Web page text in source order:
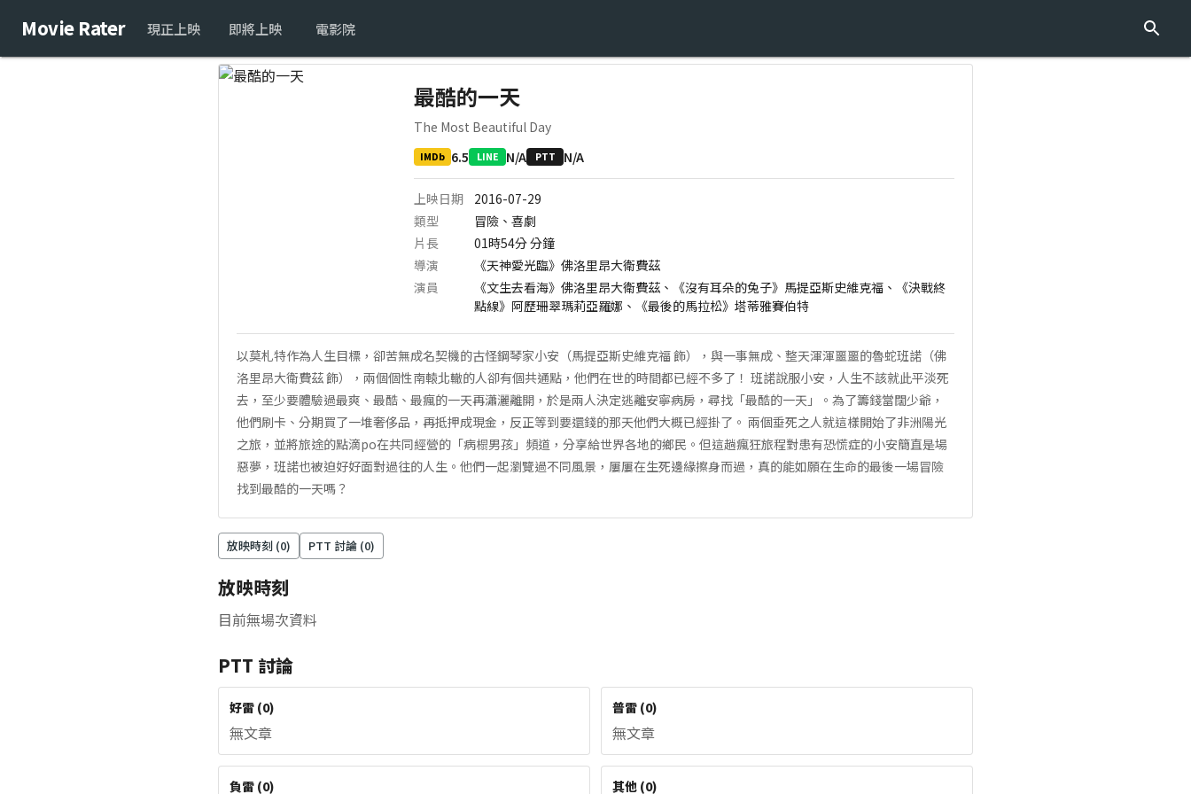
Movie Rater 現正上映 即將上映 電影院
最酷的一天
The Most Beautiful Day
IMDb 6.5 LINE N/A PTT N/A
上映日期
2016-07-29
類型
冒險、喜劇
片長
01時54分分鐘
導演
《天神愛光臨》佛洛里昂大衛費茲
演員
《文生去看海》佛洛里昂大衛費茲、《沒有耳朵的兔子》馬提亞斯史維克福、《決戰終
點線》阿歷珊翠瑪莉亞羅娜、《最後的馬拉松》塔蒂雅賽伯特
以莫札特作為人生目標，卻苦無成名契機的古怪鋼琴家小安（馬提亞斯史維克福 飾），與一事無成、整天渾渾噩噩的魯蛇班諾（佛
洛里昂大衛費茲 飾），兩個個性南轅北轍的人卻有個共通點，他們在世的時間都已經不多了！ 班諾說服小安，人生不該就此平淡死
去，至少要體驗過最爽、最酷、最瘋的一天再瀟灑離開，於是兩人決定逃離安寧病房，尋找「最酷的一天」。為了籌錢當闊少爺，
他們刷卡、分期買了一堆奢侈品，再抵押成現金，反正等到要還錢的那天他們大概已經掛了。 兩個垂死之人就這樣開始了非洲陽光
之旅，並將旅途的點滴po在共同經營的「病榻男孩」頻道，分享給世界各地的鄉民。但這趟瘋狂旅程對患有恐慌症的小安簡直是場
惡夢，班諾也被迫好好面對過往的人生。他們一起瀏覽過不同風景，屢屢在生死邊緣擦身而過，真的能如願在生命的最後一場冒險
找到最酷的一天嗎？
放映時刻 (0) PTT 討論 (0)
放映時刻
目前無場次資料
PTT 討論
好雷 (0)
無文章
普雷 (0)
無文章
負雷 (0) 其他 (0)